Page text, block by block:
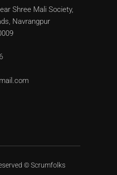
Shree Mali Society,
Navrangpur
©Scrumfolks